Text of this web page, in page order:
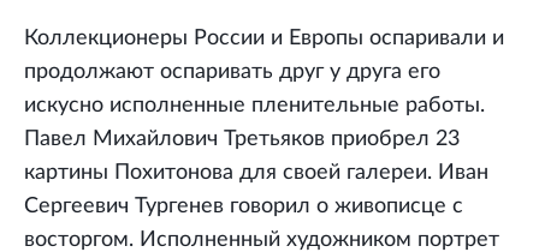
Коллекционеры России и Европы оспаривали и
продолжают оспаривать друг у друга его
искусно исполненные пленительные работы.
Павел Михайлович Третьяков приобрел 23
картины Похитонова для своей галереи. Иван
Сергеевич Тургенев говорил о живописце с
восторгом. Исполненный художником портрет